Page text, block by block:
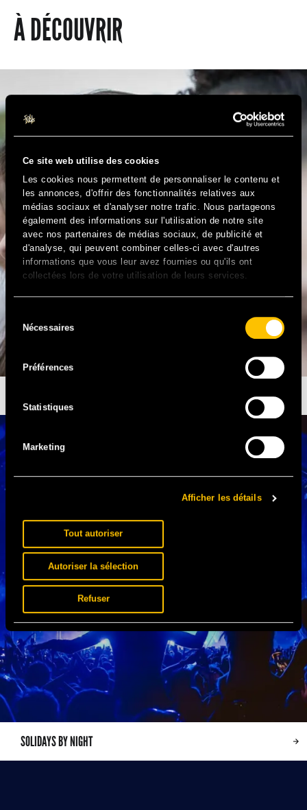
Ce site web utilise des cookies
Les cookies nous permettent de personnaliser le contenu et
les annonces, d'offrir des fonctionnalités relatives aux
médias sociaux et d'analyser notre trafic. Nous partageons
également des informations sur l'utilisation de notre site
avec nos partenaires de médias sociaux, de publicité et
d'analyse, qui peuvent combiner celles-ci avec d'autres
informations que vous leur avez fournies ou qu'ils ont
collectées lors de votre utilisation de leurs services.
duNécessaires
Préférences
Statistiques
Marketing
Afficher les détails
Tout autoriser
Autoriser la sélection
Refuser
À DÉCOUVRIR
SOLIDAYS BY NIGHT